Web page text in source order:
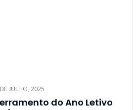
JULHO, 2025
do Ano Letivo